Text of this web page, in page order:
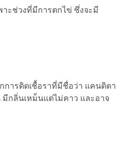
ะช่วงที่มีการตกไข่ ซึ่งจะมี
ารติดเชื้อราที่มีชื่อว่า แคนดิดา
กลิ่นเหม็นแต่ไม่คาว และอาจ